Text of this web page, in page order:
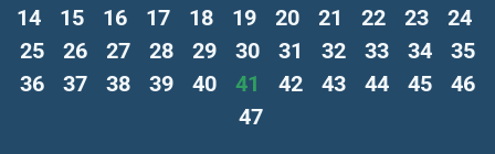
14
15 16 17 18 19 20 21 22 23
24
25
26 27 28 29 30 31 32 33 34
35
36
37 38 39 40 41 42 43 44 45
46
47